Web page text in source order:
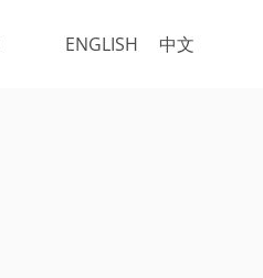
ENGLISH 中文